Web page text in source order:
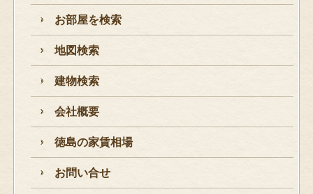
お部屋を検索
地図検索
建物検索
会社概要
徳島の家賃相場
お問い合せ